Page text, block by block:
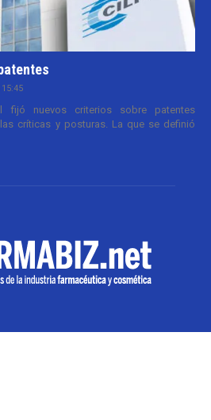
fijó nuevos criterios sobre patentes
críticas y posturas. La que se definió